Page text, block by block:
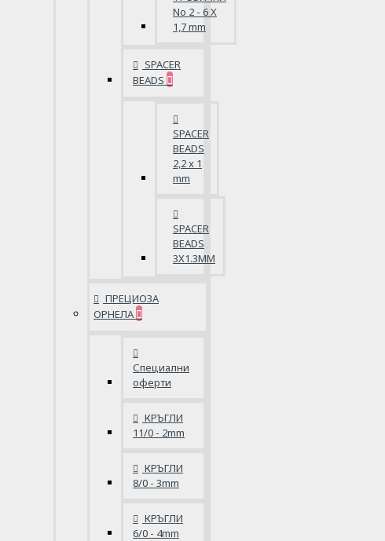
No 2 - 6 X
1,7 mm
SPACER
BEADS
SPACER
BEADS
2,2 x 1
mm
SPACER
BEADS
3X1.3MM
ПРЕЦИОЗА
ОРНЕЛА
Специални
оферти
КРЪГЛИ
11/0 - 2mm
КРЪГЛИ
8/0 - 3mm
КРЪГЛИ
6/0 - 4mm